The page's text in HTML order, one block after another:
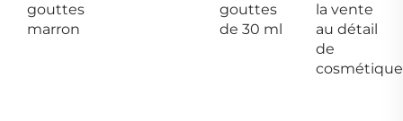
gouttes
marron
gouttes
de 30 ml
la vente
au détail
de